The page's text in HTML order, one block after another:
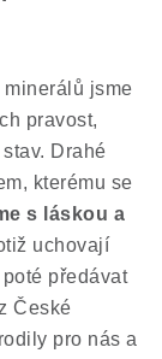
jsme
pravost,
Drahé
kterému se
s láskou a
uchovají
předávat
České
pro nás a